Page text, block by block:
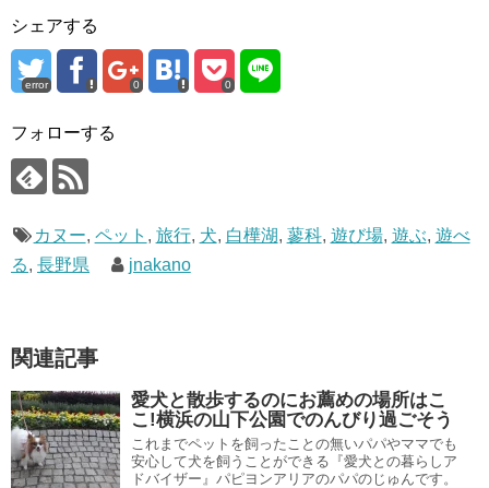
シェアする
error 0 0
フォローする
カヌー, ペット , 旅行, 犬, 白樺湖, 蓼科, 遊び場, 遊ぶ, 遊べ
る, 長野県 jnakano
関連記事
愛犬と散歩するのにお薦めの場所はこ
こ!横浜の山下公園でのんびり過ごそう
これまでペットを飼ったことの無いパパやママでも
安心して犬を飼うことができる『愛犬との暮らしア
ドバイザー』パピヨンアリアのパパのじゅんです。